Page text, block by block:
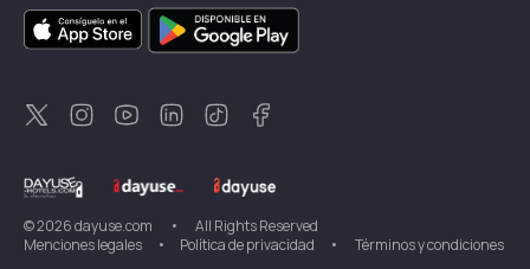
DayuseSingapur
DayuseSuecia
DayuseTailandia
DayuseNueva Zelanda
DayuseTurquía
©2026dayuse.com •
All Rights Reserved
Menciones legales
• Política de privacidad • Términos y condiciones